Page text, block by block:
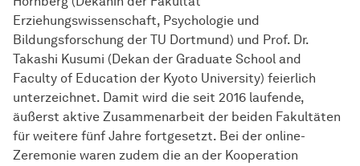
Erziehungswissenschaft, Psychologie und
Bildungsforschung der TU Dortmund) und Prof. Dr.
Takashi Kusumi (Dekan der Graduate School and
Faculty of Education der Kyoto University) feierlich
unterzeichnet. Damit wird die seit 2016 laufende,
äußerst aktive Zusammenarbeit der beiden Fakultäten
für weitere fünf Jahre fortgesetzt. Bei der online-
Zeremonie waren zudem die an der Kooperation